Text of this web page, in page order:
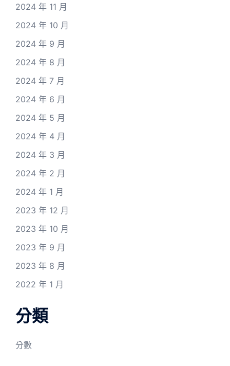
2024 年 11 月
2024 年 10 月
2024 年 9 月
2024 年 8 月
2024 年 7 月
2024 年 6 月
2024 年 5 月
2024 年 4 月
2024 年 3 月
2024 年 2 月
2024 年 1 月
2023 年 12 月
2023 年 10 月
2023 年 9 月
2023 年 8 月
2022 年 1 月
分類
分數